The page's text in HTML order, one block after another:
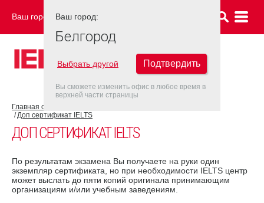
Ваш город: БЕЛГОРОД
Главная страница
Доп сертификат IELTS
ДОП СЕРТИФИКАТ IELTS
По результатам экзамена Вы получаете на руки один
экземпляр сертификата, но при необходимости IELTS центр
может выслать до пяти копий оригинала принимающим
организациям и/или учебным заведениям.
Ваш город:
Белгород
Выбрать другой Подтвердить
Вы сможете изменить офис в любое время в
верхней части страницы